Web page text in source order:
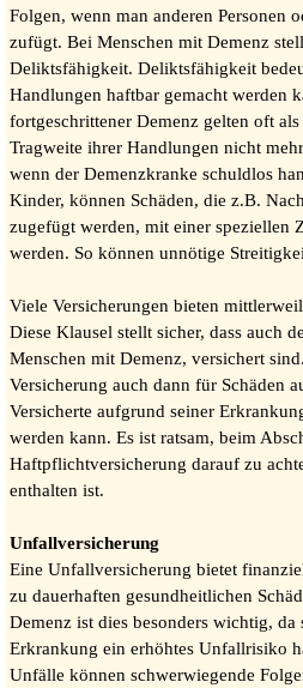
Folgen, wenn man anderen Personen
zufügt. Bei Menschen mit Demenz
Deliktsfähigkeit. Deliktsfähigkeit
Handlungen haftbar gemacht werden
fortgeschrittener Demenz gelten oft
Tragweite ihrer Handlungen nicht
wenn der Demenzkranke schuldlos
Kinder, können Schäden, die z.B.
zugefügt werden, mit einer speziellen
werden. So können unnötige
Viele Versicherungen bieten
Diese Klausel stellt sicher, dass auch
Menschen mit Demenz, versichert
Versicherung auch dann für Schäden
Versicherte aufgrund seiner
werden kann. Es ist ratsam, beim
Haftpflichtversicherung darauf zu
enthalten ist.
Unfallversicherung
Eine Unfallversicherung bietet
zu dauerhaften gesundheitlichen
Demenz ist dies besonders wichtig,
Erkrankung ein erhöhtes Unfallrisiko
Unfälle können schwerwiegende